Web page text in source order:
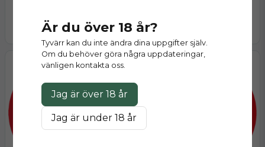
Finns i lager
Är du över 18 år?
Tyvärr kan du inte ändra dina uppgifter själv.
Om du behöver göra några uppdateringar,
vänligen kontakta oss.
Jag är över 18 år
Jag är under 18 år